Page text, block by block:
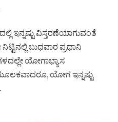
ಇನ್ನಷ್ಟು ವಿಸ್ತರಣೆಯಾಗುವಂತೆ
ಬುಧವಾರ ಪ್ರಧಾನಿ
ಯೋಗಾಭ್ಯಾಸ
ಯೋಗ ಇನ್ನಷ್ಟು